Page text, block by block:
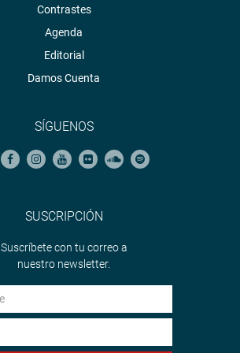
Contrastes
Agenda
Editorial
Damos Cuenta
SÍGUENOS
SUSCRIPCIÓN
Suscríbete con tu correo a
nuestro newsletter.